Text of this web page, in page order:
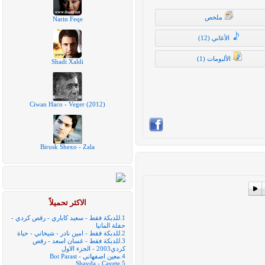
Narin Feqe
Shadi Xaldi
Ciwan Haco - Veger (2012)
Birusk Shexo - Zala
الاكثر تحميلاً
1. للدبكة فقط - سعيد كاباري - رقص كردي -
حفلة المانيا
2. للدبكة فقط - امين نادر - شيخاني - حياة
3. للدبكة فقط - غسان اسعد - رقص
كردي2003 - الجزء الاول
4. معين اصفهاني - Bot Parast
5.
Shayda - Cavete
ملخص
الأغاني (12)
الألبومات (1)